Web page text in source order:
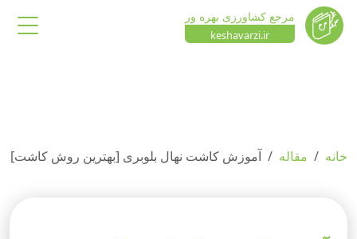
مرجع کشاورزی بهره ور
keshavarzi.ir
خانه مقاله آموزش کاشت نهال بلوبری [بهترین روش کاشت]